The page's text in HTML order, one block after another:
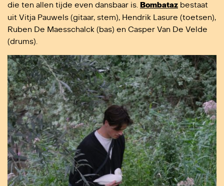
die ten allen tijde even dansbaar is. Bombataz bestaat
uit Vitja Pauwels (gitaar, stem), Hendrik Lasure (toetsen),
Ruben De Maesschalck (bas) en Casper Van De Velde
(drums).